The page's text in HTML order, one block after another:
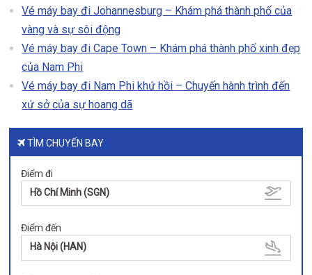
Vé máy bay đi Johannesburg – Khám phá thành phố của
vàng và sự sôi động
Vé máy bay đi Cape Town – Khám phá thành phố xinh đẹp
của Nam Phi
Vé máy bay đi Nam Phi khứ hồi – Chuyến hành trình đến
xứ sở của sự hoang dã
TÌM CHUYẾN BAY
Điểm đi
Hồ Chí Minh (SGN)
Điểm đến
Hà Nội (HAN)